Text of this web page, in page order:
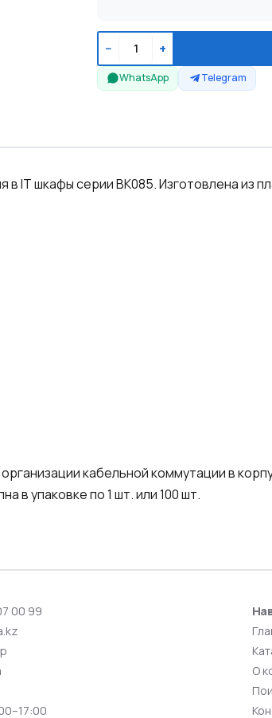
− +
WhatsApp Telegram
IT шкафы серии BK085. Изготовлена из
кабельной коммутации в
в упаковке по 1 шт. или 100 шт.
00 99
О